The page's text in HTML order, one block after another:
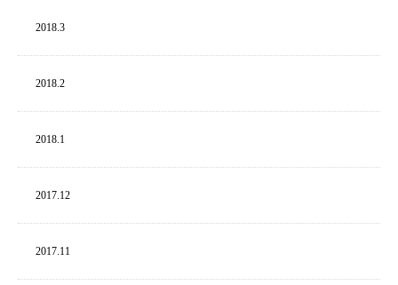
2018. 3
2018. 2
2018. 1
2017. 12
2017. 11